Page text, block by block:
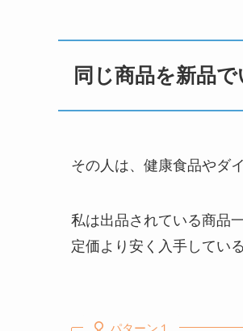
同じ商品を新品
その人は、健康食品やダ
私は出品されている商品
定価より安く入手してい
パターン１